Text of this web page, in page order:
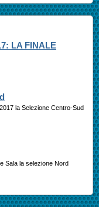
LA FINALE
la Selezione Centro-Sud
Sala la selezione Nord